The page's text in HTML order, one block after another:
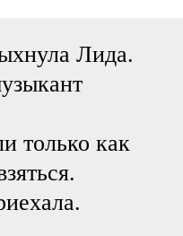
Лида.
только как